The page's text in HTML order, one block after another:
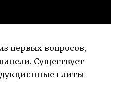
первых вопросов,
Существует
плиты